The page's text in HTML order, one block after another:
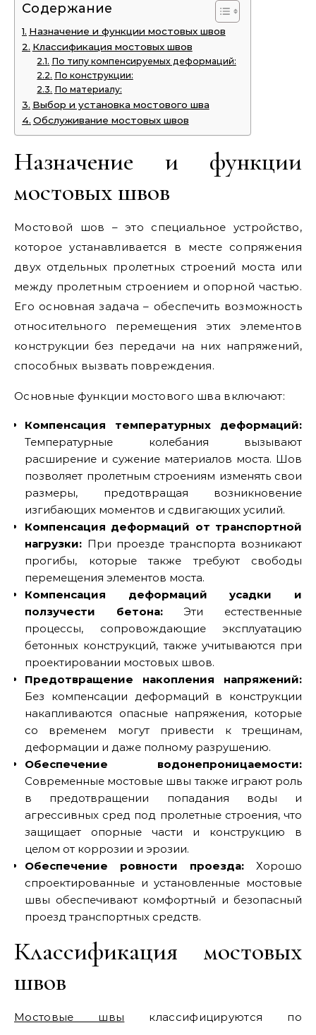
Содержание
Назначение и функции мостовых швов
Классификация мостовых швов
По типу компенсируемых деформаций:
По конструкции:
По материалу:
Выбор и установка мостового шва
Обслуживание мостовых швов
Назначение и функции
мостовых швов
Мостовой шов – это специальное устройство,
которое устанавливается в месте сопряжения
двух отдельных пролетных строений моста или
между пролетным строением и опорной частью.
Его основная задача – обеспечить возможность
относительного перемещения этих элементов
конструкции без передачи на них напряжений,
способных вызвать повреждения.
Основные функции мостового шва включают:
Компенсация температурных деформаций:
Температурные колебания вызывают
расширение и сужение материалов моста. Шов
позволяет пролетным строениям изменять свои
размеры, предотвращая возникновение
изгибающих моментов и сдвигающих усилий.
Компенсация деформаций от транспортной
нагрузки: При проезде транспорта возникают
прогибы, которые также требуют свободы
перемещения элементов моста.
Компенсация деформаций усадки и
ползучести бетона:Эти естественные
процессы, сопровождающие эксплуатацию
бетонных конструкций, также учитываются при
проектировании мостовых швов.
Предотвращение накопления напряжений:
Без компенсации деформаций в конструкции
накапливаются опасные напряжения, которые
со временем могут привести к трещинам,
деформации и даже полному разрушению.
Обеспечение водонепроницаемости:
Современные мостовые швы также играют роль
в предотвращении попадания воды и
агрессивных сред под пролетные строения, что
защищает опорные части и конструкцию в
целом от коррозии и эрозии.
Обеспечение ровности проезда: Хорошо
спроектированные и установленные мостовые
швы обеспечивают комфортный и безопасный
проезд транспортных средств.
Классификация мостовых
швов
Мостовые швы классифицируются по